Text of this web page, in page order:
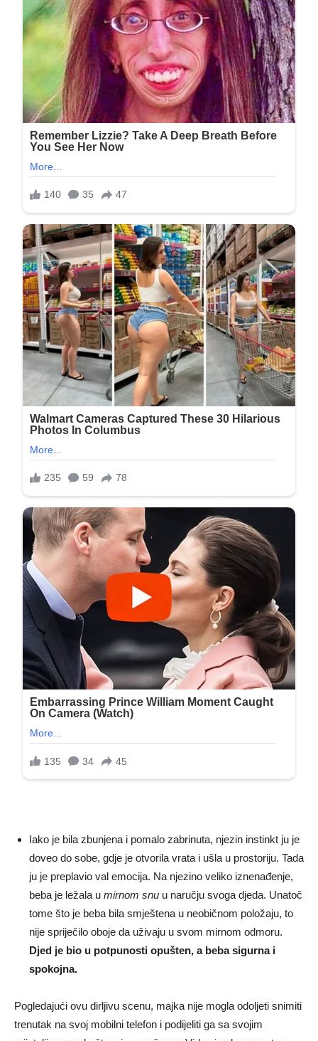
Iako je bila zbunjena i pomalo zabrinuta, njezin instinkt ju je
doveo do sobe, gdje je otvorila vrata i ušla u prostoriju. Tada
ju je preplavio val emocija. Na njezino veliko iznenađenje,
beba je ležala u mirnom snu u naručju svoga djeda. Unatoč
tome što je beba bila smještena u neobičnom položaju, to
nije spriječilo oboje da uživaju u svom mirnom odmoru.
Djed je bio u potpunosti opušten, a beba sigurna i
spokojna.
Pogledajući ovu dirljivu scenu, majka nije mogla odoljeti snimiti
trenutak na svoj mobilni telefon i podijeliti ga sa svojim